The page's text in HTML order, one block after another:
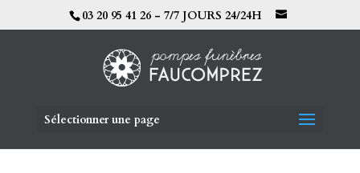
03 20 95 41 26 - 7/7 JOURS 24/24H
Sélectionner une page